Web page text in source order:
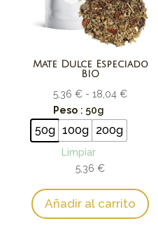
Mate Dulce Especiado
BIO
5,36€ - 18,04€Rango
desde
18,04 €
Peso : 50g
50g 100g 200g
Limpiar
5,36€
Añadir al carrito